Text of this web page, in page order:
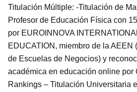
Titulación Múltiple: -Titulación de
Profesor de Educación Física con
por EUROINNOVA
EDUCATION, miembro de la AEEN
de Escuelas de Negocios) y
académica en educación online por
Rankings – Titulación Universitaria